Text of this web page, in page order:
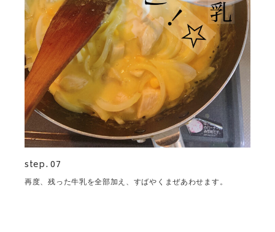
step. 07
再度、残った牛乳を全部加え、すばやくまぜあわせます。